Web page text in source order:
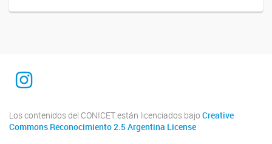
INTEQUI
Los contenidos del CONICET están licenciados bajo Creative
Commons Reconocimiento 2.5 Argentina License